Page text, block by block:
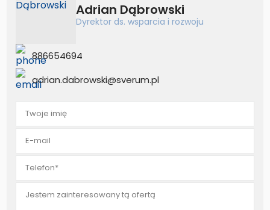
Adrian Dąbrowski
Dyrektor ds. wsparcia i rozwoju
886654694
adrian.dabrowski@sverum.pl